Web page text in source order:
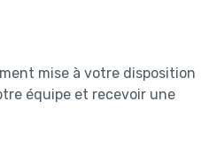
mise à votre disposition
équipe et recevoir une